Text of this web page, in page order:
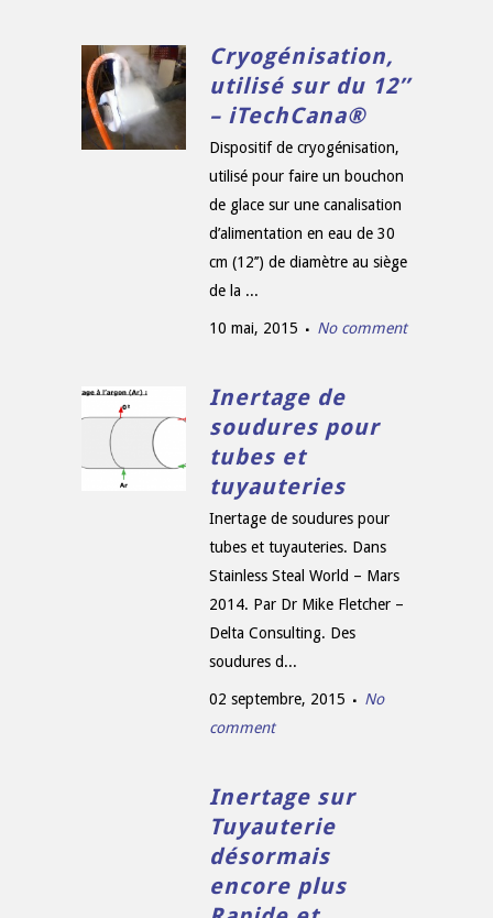
Cryogénisation,
utilisé sur du 12’’
– iTechCana®
Dispositif de cryogénisation,
utilisé pour faire un bouchon
de glace sur une canalisation
d’alimentation en eau de 30
cm (12’’) de diamètre au siège
de la ...
10 mai, 2015 No comment
Inertage de
soudures pour
tubes et
tuyauteries
Inertage de soudures pour
tubes et tuyauteries. Dans
Stainless Steal World – Mars
2014. Par Dr Mike Fletcher –
Delta Consulting. Des
soudures d...
02 septembre, 2015
No
comment
Inertage sur
Tuyauterie
désormais
encore plus